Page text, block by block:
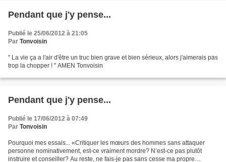
Pendant que j'y pense...
Publié le 25/06/2012 à 21:05
Par Tonvoisin
" La vie ça a l'air d'être un truc bien grave et bien sérieux, alors j'aimerais pas
trop la chopper ! " AMEN Tonvoisin
Pendant que j'y pense...
Publié le 17/06/2012 à 07:49
Par Tonvoisin
Pourquoi mes essais... «Critiquer les mœurs des hommes sans attaquer
personne nominativement, est-ce vraiment mordre? N’est-ce pas plutôt
instruire et conseiller? Au reste, ne fais-je pas sans cesse ma propre